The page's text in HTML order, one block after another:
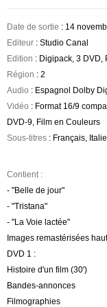
Date de sortie : 14
Editeur : Studio Canal
Edition : Digipack, 3 DVD,
Région : 2
Audio : Espagnol Dolby
Vidéo : Format 16/9
DVD-9, Film en Couleurs
Sous-titres : Français,
Contient :
- "Belle de jour"
- "Tristana"
- "La Voie lactée"
Images remastérisées
DVD 1 :
Histoire d'un film (30')
Bandes-annonces
Filmographies